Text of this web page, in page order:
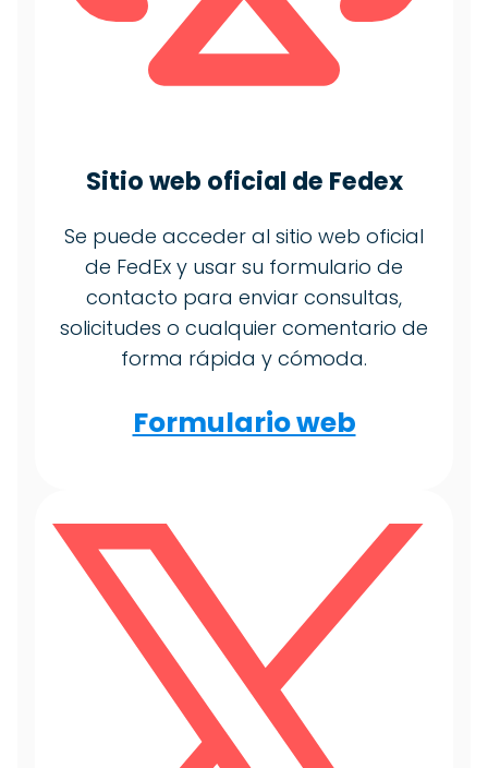
Sitio web oficial de Fedex
Se puede acceder al sitio web oficial
de FedEx y usar su formulario de
contacto para enviar consultas,
solicitudes o cualquier comentario de
forma rápida y cómoda.
Formulario web